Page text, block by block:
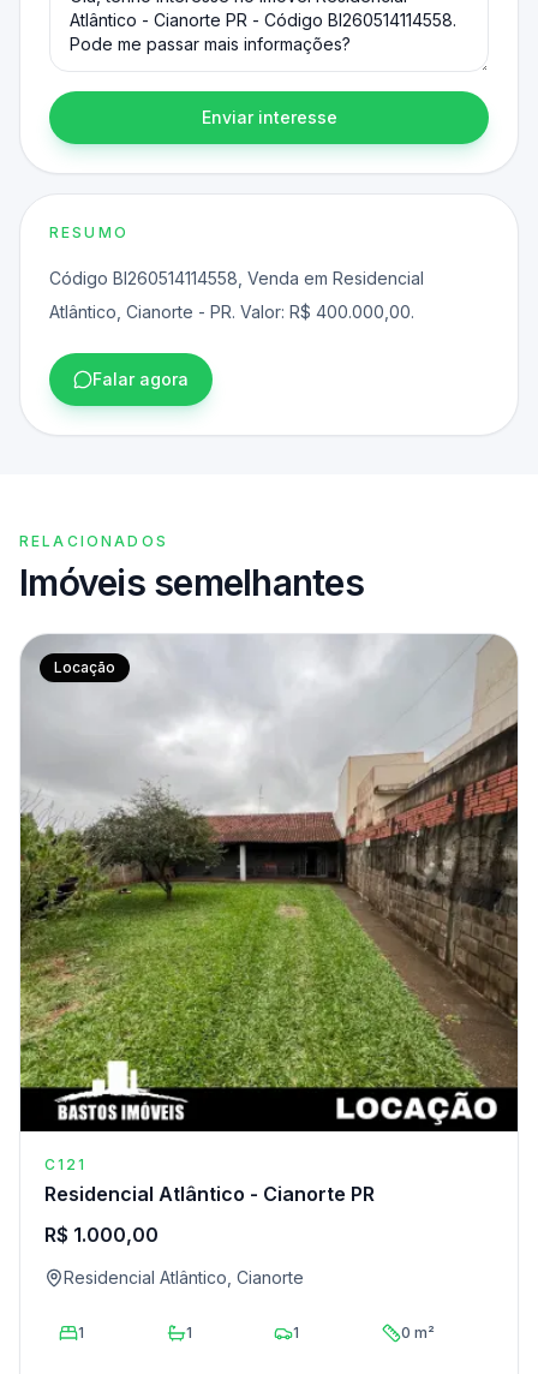
Enviar interesse
RESUMO
Código BI260514114558, Venda em Residencial
Atlântico, Cianorte - PR. Valor: R$ 400.000,00.
Falar agora
RELACIONADOS
Imóveis semelhantes
Locação
C121
Residencial Atlântico - Cianorte PR
R$ 1.000,00
Residencial Atlântico, Cianorte
1 1 1 0 m²